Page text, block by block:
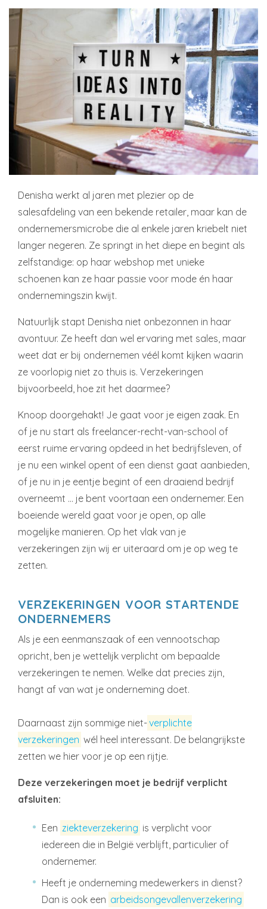
Denisha werkt al jaren met plezier op de
salesafdeling van een bekende retailer, maar kan de
ondernemersmicrobe die al enkele jaren kriebelt niet
langer negeren. Ze springt in het diepe en begint als
zelfstandige: op haar webshop met unieke
schoenen kan ze haar passie voor mode én haar
ondernemingszin kwijt.
Natuurlijk stapt Denisha niet onbezonnen in haar
avontuur. Ze heeft dan wel ervaring met sales, maar
weet dat er bij ondernemen véél komt kijken waarin
ze voorlopig niet zo thuis is. Verzekeringen
bijvoorbeeld, hoe zit het daarmee?
Knoop doorgehakt! Je gaat voor je eigen zaak. En
of je nu start als freelancer-recht-van-school of
eerst ruime ervaring opdeed in het bedrijfsleven, of
je nu een winkel opent of een dienst gaat aanbieden,
of je nu in je eentje begint of een draaiend bedrijf
overneemt … je bent voortaan een ondernemer. Een
boeiende wereld gaat voor je open, op alle
mogelijke manieren. Op het vlak van je
verzekeringen zijn wij er uiteraard om je op weg te
zetten.
VERZEKERINGEN VOOR STARTENDE
ONDERNEMERS
Als je een eenmanszaak of een vennootschap
opricht, ben je wettelijk verplicht om bepaalde
verzekeringen te nemen. Welke dat precies zijn,
hangt af van wat je onderneming doet.
Daarnaast zijn sommige niet-verplichte
verzekeringen wél heel interessant. De belangrijkste
zetten we hier voor je op een rijtje.
Deze verzekeringen moet je bedrijf verplicht
afsluiten:
Een ziekteverzekering is verplicht voor
iedereen die in België verblijft, particulier of
ondernemer.
Heeft je onderneming medewerkers in dienst?
Dan is ook een arbeidsongevallenverzekering